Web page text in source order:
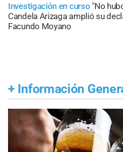
Investigación en curso "No
Candela Arizaga amplió su
Facundo Moyano
+ Información